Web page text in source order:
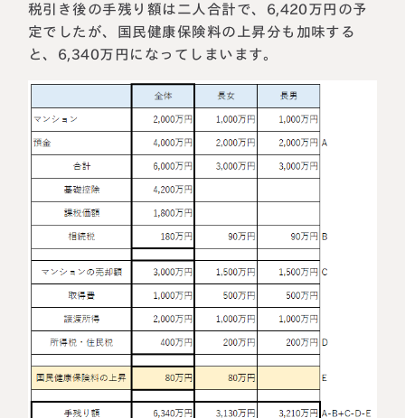
税引き後の手残り額は二人合計で、6,420万円の予
定でしたが、国民健康保険料の上昇分も加味する
と、6,340万円になってしまいます。